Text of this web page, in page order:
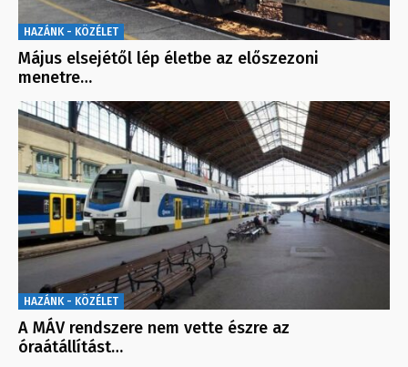
HAZÁNK - KÖZÉLET
Május elsejétől lép életbe az előszezoni
menetre…
HAZÁNK - KÖZÉLET
A MÁV rendszere nem vette észre az
óraátállítást…